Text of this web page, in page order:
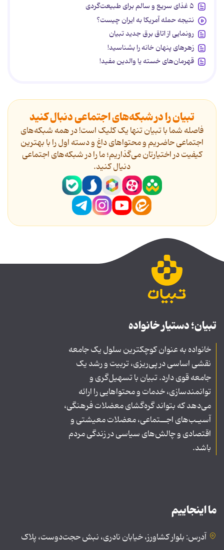
۵ غذای سریع و سالم برای طبیعت‌گردی
نتیجه حمله آمریکا به ایران چیست؟
رونمایی از اتاق برق جدید تبیان
زهرهای پنهان خانه را بشناسید!
قهرمان‌های خسته یا والدین مفید!
تبیان را در شبکه‌های اجتماعی دنبال کنید
فاصله شما با تبیان تنها یک کلیک است! در همه شبکه‌های
اجتماعی حاضریم و محتواهای داغ و دسته اول را با بهترین
کیفیت در اختیارتان می‌گذاریم؛ ما را در شبکه‌های اجتماعی
دنیال کنید.
تبیان؛ دستیار خانواده
خانواده به عنوان کوچکترین سلول یک جامعه
نقشی اساسی در پی‌ریزی، تربیت و رشد یک
جامعه قوی دارد. تبیان با تسهیل‌گری و
توانمندسازی، خدمات و محتواهایی را ارائه
می‌دهد که بتواند گره‌گشای معضلات فرهنگی،
آسیـب‌های اجــتماعی، معضلات معیشتی و
اقتصادی و چالش‌های سیاسی در زندگی مردم
باشد.
ما اینجاییم
آدرس: بلوار کشاورز، خیابان نادری، نبش حجت‌دوست، پلاک